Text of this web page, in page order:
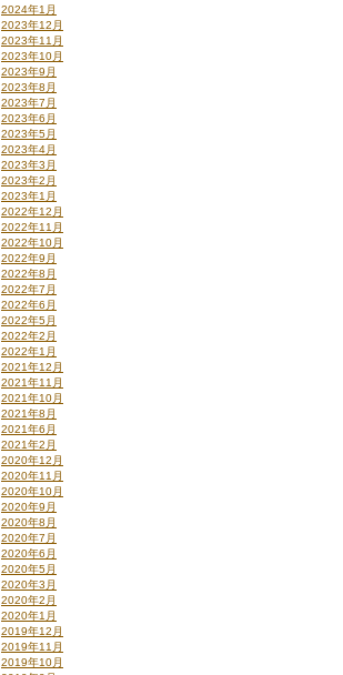
2024年1月
2023年12月
2023年11月
2023年10月
2023年9月
2023年8月
2023年7月
2023年6月
2023年5月
2023年4月
2023年3月
2023年2月
2023年1月
2022年12月
2022年11月
2022年10月
2022年9月
2022年8月
2022年7月
2022年6月
2022年5月
2022年2月
2022年1月
2021年12月
2021年11月
2021年10月
2021年8月
2021年6月
2021年2月
2020年12月
2020年11月
2020年10月
2020年9月
2020年8月
2020年7月
2020年6月
2020年5月
2020年3月
2020年2月
2020年1月
2019年12月
2019年11月
2019年10月